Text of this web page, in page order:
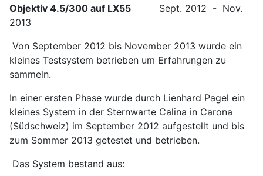
Objektiv 4.5/300 auf LX55 Sept. 2012 - Nov.
2013
Von September 2012 bis November 2013 wurde ein
kleines Testsystem betrieben um Erfahrungen zu
sammeln.
In einer ersten Phase wurde durch Lienhard Pagel ein
kleines System in der Sternwarte Calina in Carona
(Südschweiz) im September 2012 aufgestellt und bis
zum Sommer 2013 getestet und betrieben.
Das System bestand aus: